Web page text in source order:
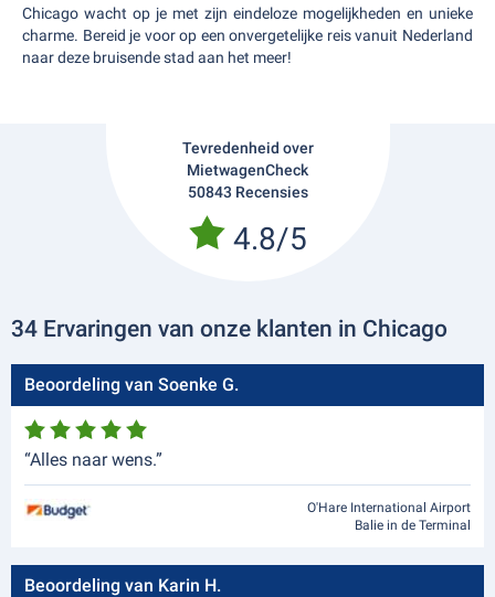
Chicago wacht op je met zijn eindeloze mogelijkheden en unieke
charme. Bereid je voor op een onvergetelijke reis vanuit Nederland
naar deze bruisende stad aan het meer!
Tevredenheid over
MietwagenCheck
50843 Recensies
4.8/5
34 Ervaringen van onze klanten in Chicago
Beoordeling van Soenke G.
“Alles naar wens.”
O'Hare International Airport
Balie in de Terminal
Beoordeling van Karin H.